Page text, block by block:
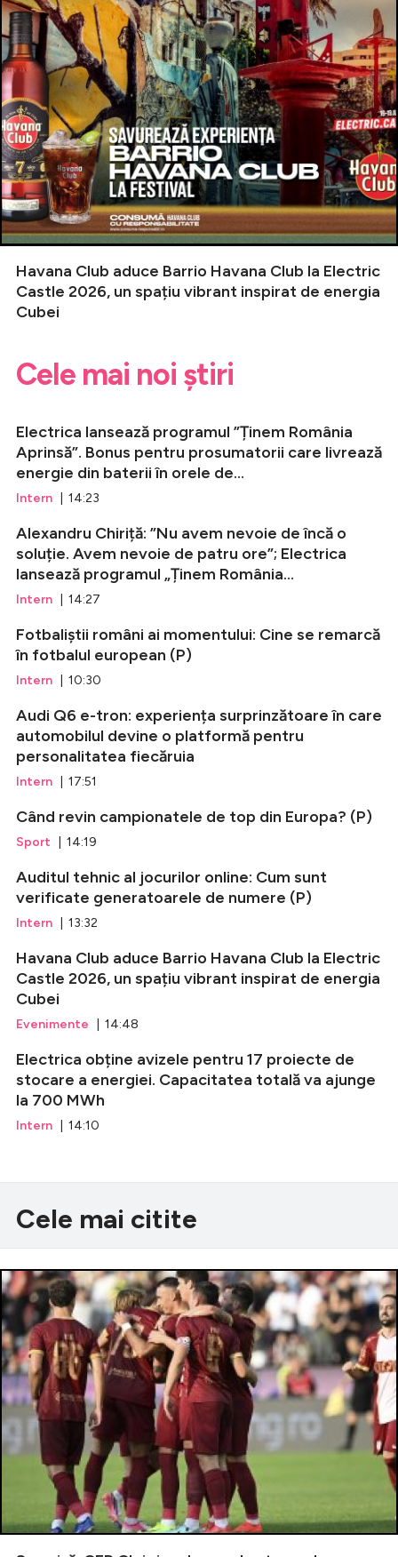
Havana Club aduce Barrio Havana Club la Electric
Castle 2026, un spațiu vibrant inspirat de energia
Cubei
Cele mai noi știri
Electrica lansează programul ”Ținem România
Aprinsă”. Bonus pentru prosumatorii care livrează
energie din baterii în orele de...
Intern | 14:23
Alexandru Chiriță: ”Nu avem nevoie de încă o
soluție. Avem nevoie de patru ore”; Electrica
lansează programul „Ținem România...
Intern | 14:27
Fotbaliștii români ai momentului: Cine se remarcă
în fotbalul european (P)
Intern | 10:30
Audi Q6 e-tron: experiența surprinzătoare în care
automobilul devine o platformă pentru
personalitatea fiecăruia
Intern | 17:51
Când revin campionatele de top din Europa? (P)
Sport | 14:19
Auditul tehnic al jocurilor online: Cum sunt
verificate generatoarele de numere (P)
Intern | 13:32
Havana Club aduce Barrio Havana Club la Electric
Castle 2026, un spațiu vibrant inspirat de energia
Cubei
Evenimente | 14:48
Electrica obține avizele pentru 17 proiecte de
stocare a energiei. Capacitatea totală va ajunge
la 700 MWh
Intern | 14:10
Cele mai citite